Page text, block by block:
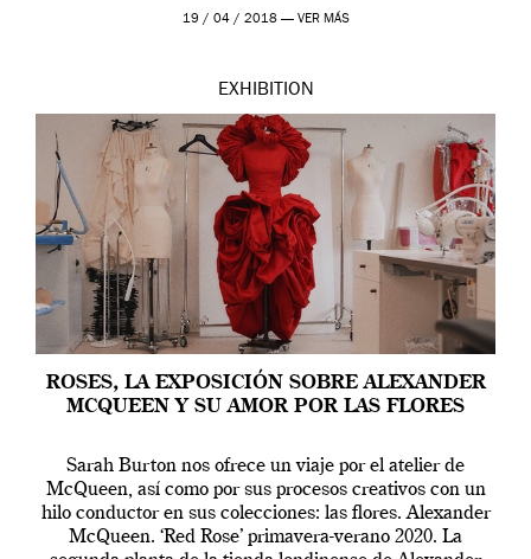
Westwood pasando […]
19 / 04 / 2018 — VER MÁS
EXHIBITION
ROSES, LA EXPOSICIÓN SOBRE ALEXANDER
MCQUEEN Y SU AMOR POR LAS FLORES
Sarah Burton nos ofrece un viaje por el atelier de
McQueen, así como por sus procesos creativos con un
hilo conductor en sus colecciones: las flores. Alexander
McQueen. ‘Red Rose’ primavera-verano 2020. La